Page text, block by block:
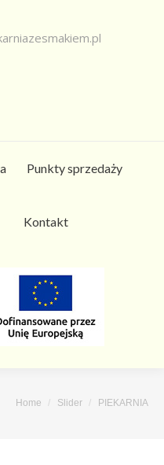
Punkty sprzedaży
Kontakt
here:
Home Slider PIEKARNIA